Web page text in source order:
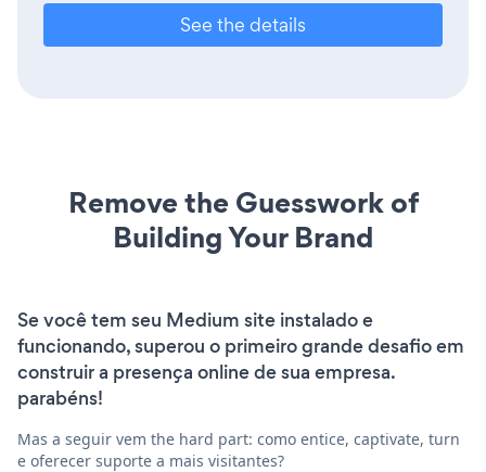
See the details
Remove the Guesswork of
Building Your Brand
Se você tem seu Medium site instalado e
funcionando, superou o primeiro grande desafio em
construir a presença online de sua empresa.
parabéns!
Mas a seguir vem the hard part: como entice, captivate, turn
e oferecer suporte a mais visitantes?